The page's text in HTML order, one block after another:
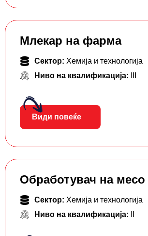
Млекар на фарма
Сектор: Хемија и технологија
Ниво на квалификација:
Види повеќе
Обработувач на месо
Сектор: Хемија и технологија
Ниво на квалификација: